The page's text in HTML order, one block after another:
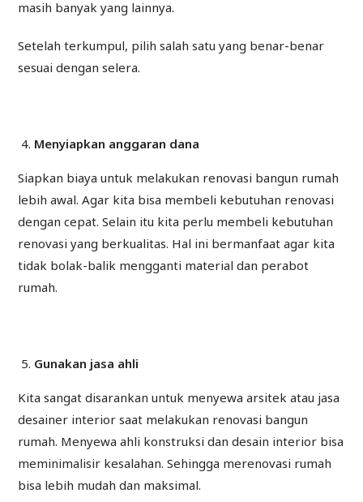
masih banyak yang lainnya.
Setelah terkumpul, pilih salah satu yang benar-benar
sesuai dengan selera.
Menyiapkan anggaran dana
Siapkan biaya untuk melakukan renovasi bangun rumah
lebih awal. Agar kita bisa membeli kebutuhan renovasi
dengan cepat. Selain itu kita perlu membeli kebutuhan
renovasi yang berkualitas. Hal ini bermanfaat agar kita
tidak bolak-balik mengganti material dan perabot
rumah.
Gunakan jasa ahli
Kita sangat disarankan untuk menyewa arsitek atau jasa
desainer interior saat melakukan renovasi bangun
rumah. Menyewa ahli konstruksi dan desain interior bisa
meminimalisir kesalahan. Sehingga merenovasi rumah
bisa lebih mudah dan maksimal.